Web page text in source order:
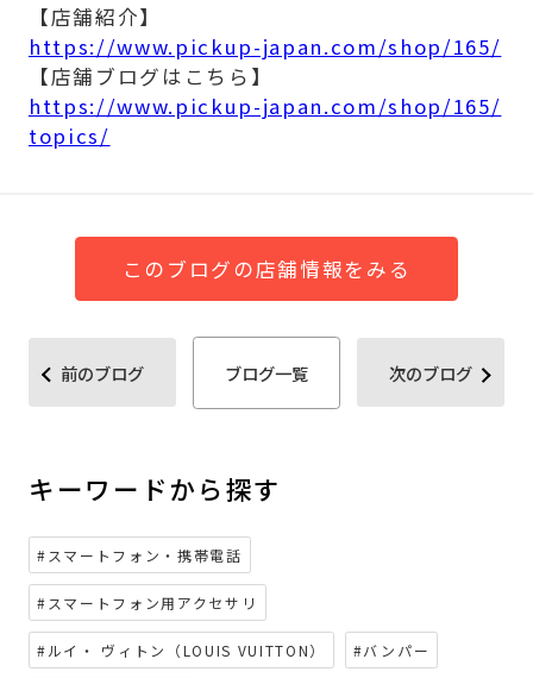
【店舗紹介】
https://www.pickup-japan.com/shop/165/
【店舗ブログはこちら】
https://www.pickup-japan.com/shop/165/
topics/
このブログの店舗情報をみる
前のブログ ブログ一覧 次のブログ
キーワードから探す
#スマートフォン・携帯電話
#スマートフォン用アクセサリ
#ルイ・ ヴィトン（LOUIS VUITTON） #バンパー